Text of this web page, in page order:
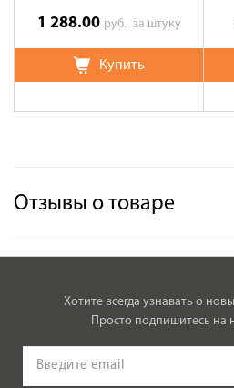
1 288.00 руб. за штуку
Купить
Отзывы о товаре
Хотите всегда узнавать о
Просто подпишитесь на